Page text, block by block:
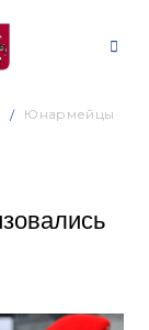
Юнармейцы